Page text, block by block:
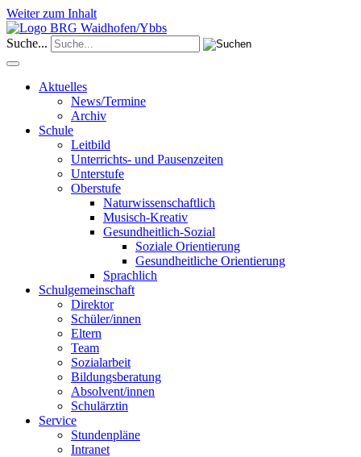
Weiter zum Inhalt
Suche...
Aktuelles
News/Termine
Archiv
Schule
Leitbild
Unterrichts- und Pausenzeiten
Unterstufe
Oberstufe
Naturwissenschaftlich
Musisch-Kreativ
Gesundheitlich-Sozial
Soziale Orientierung
Gesundheitliche Orientierung
Sprachlich
Schulgemeinschaft
Direktor
Schüler/innen
Eltern
Team
Sozialarbeit
Bildungsberatung
Absolvent/innen
Schulärztin
Service
Stundenpläne
Intranet